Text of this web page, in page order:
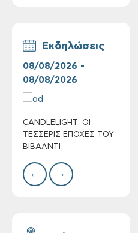
Πολύ Υψηλός
Κίνδυνος Πυρκαγιάς
Αυγούστου 2026
Εκδηλώσεις
08/08/2026 -
08/08/2026
CANDLELIGHT: ΟΙ
ΤΕΣΣΕΡΙΣ ΕΠΟΧΕΣ ΤΟΥ
ΒΙΒΑΛΝΤΙ
← →